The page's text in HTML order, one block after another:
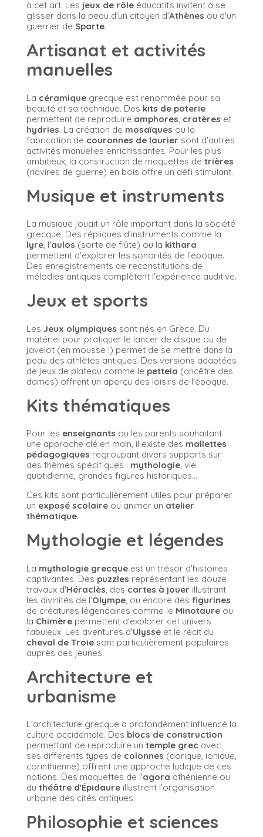
à cet art. Les jeux de rôle éducatifs invitent à se
glisser dans la peau d'un citoyen d'Athènes ou d'un
guerrier de Sparte.
Artisanat et activités
manuelles
La céramique grecque est renommée pour sa
beauté et sa technique. Des kits de poterie
permettent de reproduire amphores cratères et
hydries. La création de mosaïques ou la
fabrication de couronnes de laurier sont d'autres
activités manuelles enrichissantes. Pour les plus
ambitieux, la construction de maquettes de trières
(navires de guerre) en bois offre un défi stimulant.
Musique et instruments
La musique jouait un rôle important dans la société
grecque. Des répliques d'instruments comme la
lyre, l'aulos (sorte de flûte) ou la kithara
permettent d'explorer les sonorités de l'époque.
Des enregistrements de reconstitutions de
mélodies antiques complètent l'expérience auditive.
Jeux et sports
Les Jeux olympiques sont nés en Grèce. Du
matériel pour pratiquer le lancer de disque ou de
javelot (en mousse !) permet de se mettre dans la
peau des athlètes antiques. Des versions adaptées
de jeux de plateau comme le petteia (ancêtre des
dames) offrent un aperçu des loisirs de l'époque.
Kits thématiques
Pour les enseignants ou les parents souhaitant
une approche clé en main, il existe des mallettes
pédagogiques regroupant divers supports sur
des thèmes spécifiques : mythologie, vie
quotidienne, grandes figures historiques...
Ces kits sont particulièrement utiles pour préparer
un exposé scolaire ou animer un atelier
thématique.
Mythologie et légendes
La mythologie grecque est un trésor d'histoires
captivantes. Des puzzles représentant les douze
travaux d'Héraclès , des cartes à jouer illustrant
les divinités de l'Olympe , ou encore des figurines
de créatures légendaires comme le Minotaure ou
la Chimère permettent d'explorer cet univers
fabuleux. Les aventures d'Ulysse et le récit du
cheval de Troie sont particulièrement populaires
auprès des jeunes.
Architecture et
urbanisme
L'architecture grecque a profondément influencé la
culture occidentale. Des blocs de construction
permettant de reproduire un temple grec avec
ses différents types de colonnes (dorique, ionique,
corinthienne) offrent une approche ludique de ces
notions. Des maquettes de l'agora athénienne ou
du théâtre d'Épidaure illustrent l'organisation
urbaine des cités antiques.
Philosophie et sciences